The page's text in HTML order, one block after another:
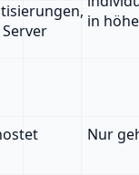
in
Nur